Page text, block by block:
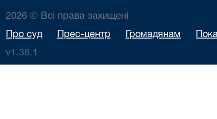
2026 © Всі права захищені
Про суд Прес-центр Громадянам
v1.38.1